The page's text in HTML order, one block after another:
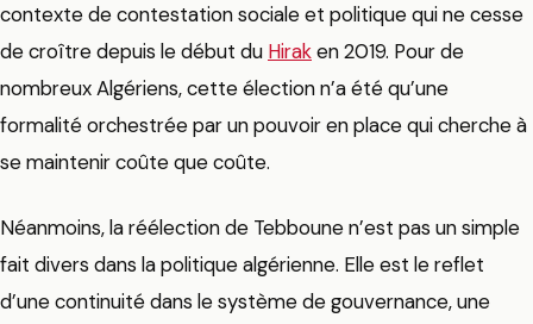
contexte de contestation sociale et politique qui ne cesse
de croître depuis le début du Hiraken 2019. Pour de
nombreux Algériens, cette élection n’a été qu’une
formalité orchestrée par un pouvoir en place qui cherche à
se maintenir coûte que coûte.
Néanmoins, la réélection de Tebboune n’est pas un simple
fait divers dans la politique algérienne. Elle est le reflet
d’une continuité dans le système de gouvernance, une